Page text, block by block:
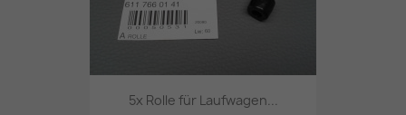
5x Rolle für Laufwagen...